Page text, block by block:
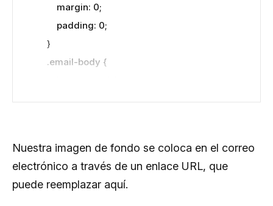
        background-repeat: no-repeat;
        background-size: cover;
        background-position: center;
Nuestra imagen de fondo se coloca en el correo
electrónico a través de un enlace URL, que
puede reemplazar aquí.